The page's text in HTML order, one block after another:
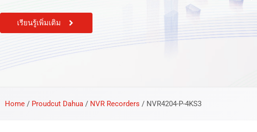
เรียนรู้เพิ่มเติม
Home / Proudcut Dahua / NVR Recorders / NVR4204-P-4KS3